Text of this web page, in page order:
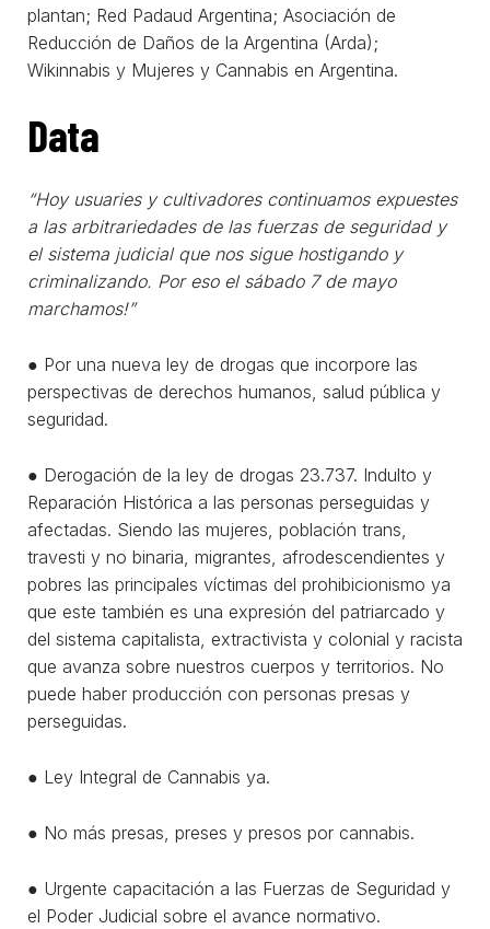
plantan; Red Padaud Argentina; Asociación de
Reducción de Daños de la Argentina (Arda);
Wikinnabis y Mujeres y Cannabis en Argentina.
Data
“Hoy usuaries y cultivadores continuamos expuestes
a las arbitrariedades de las fuerzas de seguridad y
el sistema judicial que nos sigue hostigando y
criminalizando. Por eso el sábado 7 de mayo
marchamos!”
● Por una nueva ley de drogas que incorpore las
perspectivas de derechos humanos, salud pública y
seguridad.
● Derogación de la ley de drogas 23.737. Indulto y
Reparación Histórica a las personas perseguidas y
afectadas. Siendo las mujeres, población trans,
travesti y no binaria, migrantes, afrodescendientes y
pobres las principales víctimas del prohibicionismo ya
que este también es una expresión del patriarcado y
del sistema capitalista, extractivista y colonial y racista
que avanza sobre nuestros cuerpos y territorios. No
puede haber producción con personas presas y
perseguidas.
● Ley Integral de Cannabis ya.
● No más presas, preses y presos por cannabis.
● Urgente capacitación a las Fuerzas de Seguridad y
el Poder Judicial sobre el avance normativo.